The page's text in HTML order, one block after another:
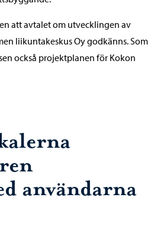
att avtalet om utvecklingen av
liikuntakeskus Oy godkänns. Som
också projektplanen för Kokon
användarna